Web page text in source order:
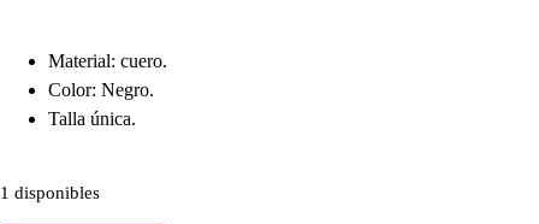
Material: cuero.
Color: Negro.
Talla única.
1 disponibles